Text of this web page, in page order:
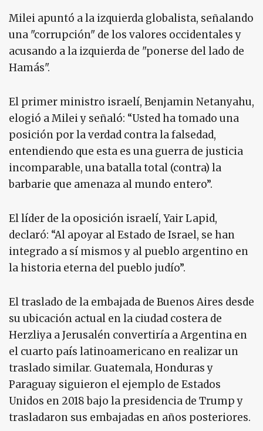
Milei apuntó a la izquierda globalista, señalando
una "corrupción" de los valores occidentales y
acusando a la izquierda de "ponerse del lado de
Hamás".
El primer ministro israelí, Benjamin Netanyahu,
elogió a Milei y señaló: “Usted ha tomado una
posición por la verdad contra la falsedad,
entendiendo que esta es una guerra de justicia
incomparable, una batalla total (contra) la
barbarie que amenaza al mundo entero”.
El líder de la oposición israelí, Yair Lapid,
declaró: “Al apoyar al Estado de Israel, se han
integrado a sí mismos y al pueblo argentino en
la historia eterna del pueblo judío”.
El traslado de la embajada de Buenos Aires desde
su ubicación actual en la ciudad costera de
Herzliya a Jerusalén convertiría a Argentina en
el cuarto país latinoamericano en realizar un
traslado similar. Guatemala, Honduras y
Paraguay siguieron el ejemplo de Estados
Unidos en 2018 bajo la presidencia de Trump y
trasladaron sus embajadas en años posteriores.